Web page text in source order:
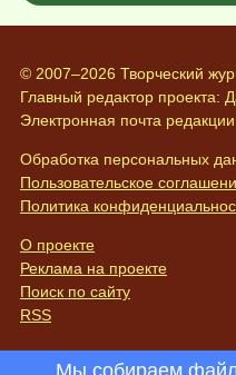
© 2007–2026 Творческий
Главный редактор проекта:
Электронная почта
Обработка персональных
Пользовательское
Политика
О проекте
Реклама на проекте
Поиск по сайту
RSS
Мы собираем